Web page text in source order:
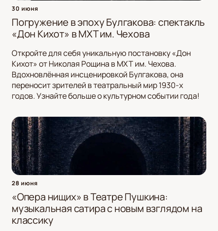
30 июня
Погружение в эпоху Булгакова: спектакль
«Дон Кихот» в МХТ им. Чехова
Откройте для себя уникальную постановку «Дон
Кихот» от Николая Рощина в МХТ им. Чехова.
Вдохновлённая инсценировкой Булгакова, она
переносит зрителей в театральный мир 1930-х
годов. Узнайте больше о культурном событии года!
28 июня
«Опера нищих» в Театре Пушкина:
музыкальная сатира с новым взглядом на
классику